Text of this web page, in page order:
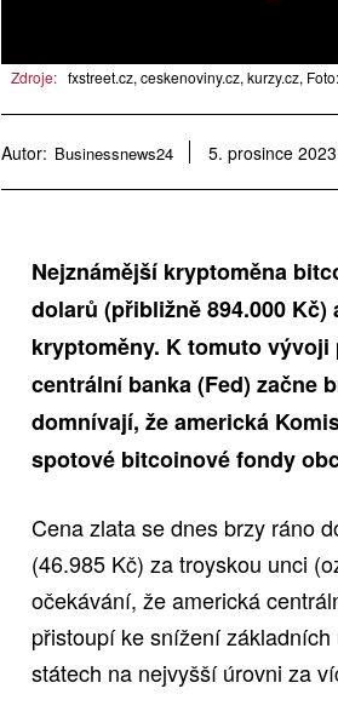
Zdroje: fxstreet.cz, ceskenoviny.cz, kurzy.cz,
Autor: Businessnews24 5. prosince 2023
Nejznámější kryptoměna
dolarů (přibližně 894.000
kryptoměny. K tomuto
centrální banka (Fed) začne
domnívají, že americká
spotové bitcoinové fondy
Cena zlata se dnes brzy ráno
(46.985 Kč) za troyskou unci
očekávání, že americká
přistoupí ke snížení
státech na nejvyšší úrovni za